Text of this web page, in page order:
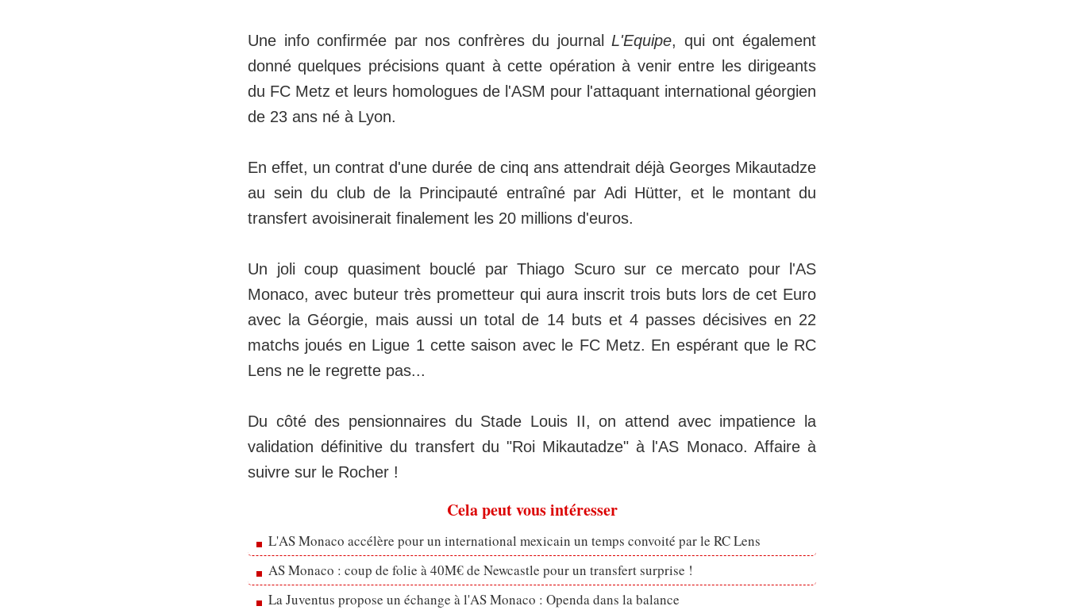
Une info confirmée par nos confrères du journal L'Equipe, qui ont également
donné quelques précisions quant à cette opération à venir entre les dirigeants
du FC Metz et leurs homologues de l'ASM pour l'attaquant international géorgien
de 23 ans né à Lyon.
En effet, un contrat d'une durée de cinq ans attendrait déjà Georges Mikautadze
au sein du club de la Principauté entraîné par Adi Hütter, et le montant du
transfert avoisinerait finalement les 20 millions d'euros.
Un joli coup quasiment bouclé par Thiago Scuro sur ce mercato pour l'AS
Monaco, avec buteur très prometteur qui aura inscrit trois buts lors de cet Euro
avec la Géorgie, mais aussi un total de 14 buts et 4 passes décisives en 22
matchs joués en Ligue 1 cette saison avec le FC Metz. En espérant que le RC
Lens ne le regrette pas...
Du côté des pensionnaires du Stade Louis II, on attend avec impatience la
validation définitive du transfert du "Roi Mikautadze" à l'AS Monaco. Affaire à
suivre sur le Rocher !
Cela peut vous intéresser
L'AS Monaco accélère pour un international mexicain un temps convoité par le RC Lens
AS Monaco : coup de folie à 40M€ de Newcastle pour un transfert surprise !
La Juventus propose un échange à l'AS Monaco : Openda dans la balance